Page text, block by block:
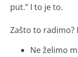
put.” I to je to.
Zašto to radimo?
Ne želimo